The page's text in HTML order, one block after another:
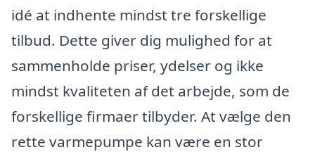
idé at indhente mindst tre forskellige
tilbud. Dette giver dig mulighed for at
sammenholde priser, ydelser og ikke
mindst kvaliteten af det arbejde, som de
forskellige firmaer tilbyder. At vælge den
rette varmepumpe kan være en stor